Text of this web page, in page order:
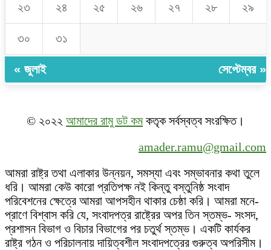
২৩ ২৪ ২৫ ২৬ ২৭ ২৮ ২৯
৩০ ৩১
« জুলাই সেপ্টেম্বর »
© ২০২২ আমাদের রামু ডট কমকতৃক সর্বস্বত্ব সংরক্ষিত।
amader.ramu@gmail.com
আমরা রাষ্ট্র তথা এলাকার উন্নয়ন, সমস্যা এবং সম্ভাবনার কথা তুলে
ধরি। আমরা কেউ কারো প্রতিপক্ষ নই কিন্তু বস্তুনিষ্ঠ সংবাদ
পরিবেশনের ক্ষেত্রে আমরা আপসহীন থাকার চেষ্ঠা করি। আমরা মনে-
প্রাণে বিশ্বাস করি যে, সংবাদপত্র রাষ্ট্রের অপর তিন স্তম্ভ- সংসদ,
প্রশাসন বিভাগ ও বিচার বিভাগের পর চতুর্থ স্তম্ভ। একটি কার্যকর
রাষ্ট্র গঠন ও পরিচালনায় দায়িত্বশীল সংবাদপত্রের গুরুত্ব অপরিসীম।